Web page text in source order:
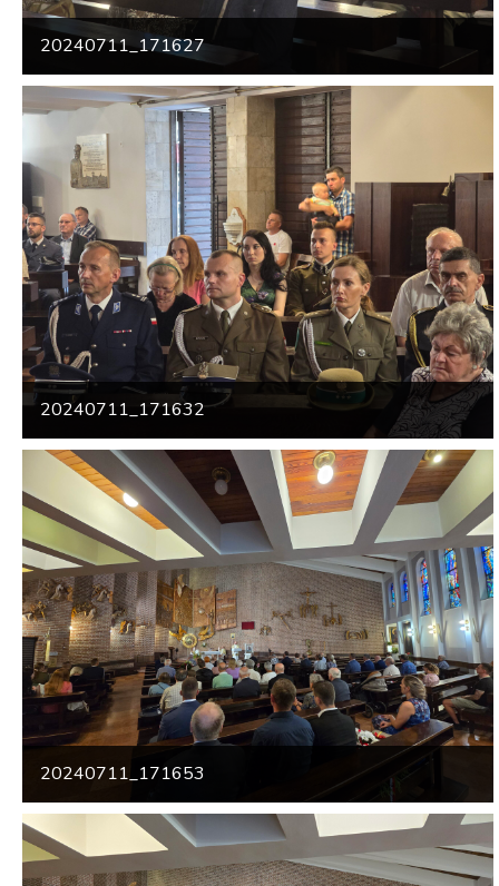
20240711_171627
20240711_171632
20240711_171653